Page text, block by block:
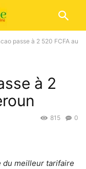
passe à 2 520 FCFA au
à 2
0
815
du meilleur tarifaire